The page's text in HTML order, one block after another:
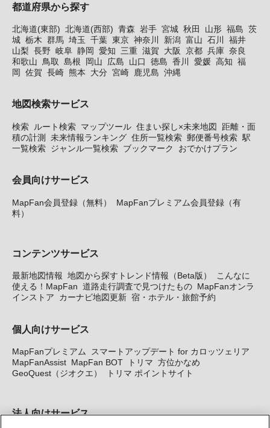
都道府県から探す
北海道(東部) 北海道(西部) 青森 岩手 宮城 秋田 山形 福島 茨
城 栃木 群馬 埼玉 千葉 東京 神奈川 新潟 富山 石川
福井
山梨 長野 岐阜 静岡 愛知 三重 滋賀 大阪 京都 兵庫 奈良
和歌山
鳥取 島根 岡山 広島 山口 徳島 香川 愛媛 高知 福
岡
佐賀 長崎 熊本 大分 宮崎 鹿児島 沖縄
地図検索サービス
検索 ルート検索 マップツール 住まい探し×未来地図
距離・面
積の計測
未来情報ランキング 住所一覧検索 郵便番号検索 駅
一覧検索 ジャンル一覧検索 ブックマーク おでかけプラン
会員向けサービス
MapFan会員登録（無料）
MapFanプレミアム会員登録（有
料）
コンテンツサービス
最新地図情報 地図から探すトレンド情報（Beta版）
こんなに
使える！MapFan 道路走行調査で見つけたもの MapFanオンラ
インストア
カーナビ地図更新 宿・ホテル・旅館予約
個人向けサービス
MapFanプレミアム
スマートアップデート for カロッツェリア
MapFanAssist MapFan BOT トリマ 方位かなめ
GeoQuest（ジオクエ）
トリマ ポイントサイト
法人向けサービス